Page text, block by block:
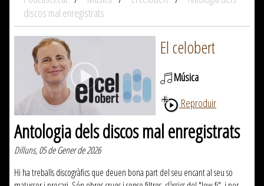
discos mal enregistrats
El celobert
Música
Reproduir
Antologia dels discos mal enregistrats
Dilluns, 05 de Gener de 2026
Hi ha treballs discogràfics que deuen bona part del seu encant al seu so